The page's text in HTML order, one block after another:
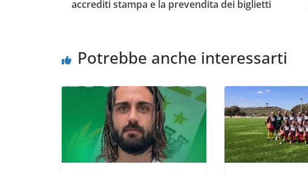
k
accrediti stampa e la prevendita dei biglietti
Potrebbe anche interessarti